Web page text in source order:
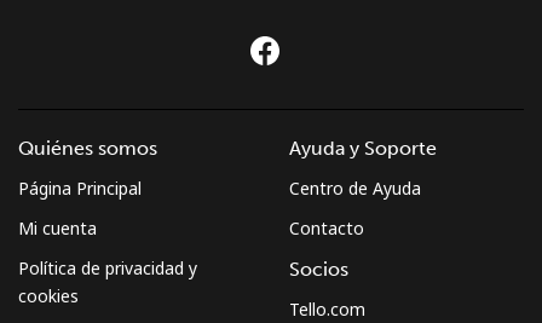
Quiénes somos
Página Principal
Mi cuenta
Política de privacidad y
cookies
Ayuda y Soporte
Centro de Ayuda
Contacto
Socios
Tello.com